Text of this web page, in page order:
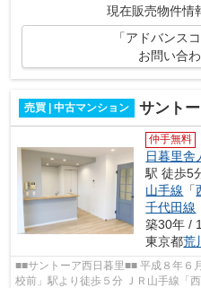
現在販売物件情
「アドバンス
お問い合
売買 | 中古マンション サント
仲手無料
日暮里舎
駅 徒歩5
山手線 「
千代田線
築30年 /
東京都荒
■■サントーア西日暮里■■ 平成８年６月完成 日暮里舎人ライナー「赤土小学
校前」駅より徒歩５分 ＪＲ山手線「